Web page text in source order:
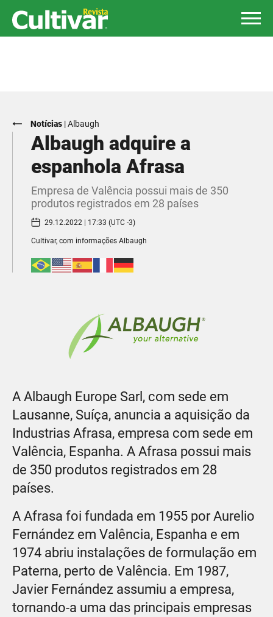
Notícias |Albaugh
Albaugh adquire a
espanhola Afrasa
Empresa de Valência possui mais de 350
produtos registrados em 28 países
29.12.2022 | 17:33 (UTC -3)
Cultivar, com informações Albaugh
A Albaugh Europe Sarl, com sede em
Lausanne, Suíça, anuncia a aquisição da
Industrias Afrasa, empresa com sede em
Valência, Espanha. A Afrasa possui mais
de 350 produtos registrados em 28
países.
A Afrasa foi fundada em 1955 por Aurelio
Fernández em Valência, Espanha e em
1974 abriu instalações de formulação em
Paterna, perto de Valência. Em 1987,
Javier Fernández assumiu a empresa,
tornando-a uma das principais empresas